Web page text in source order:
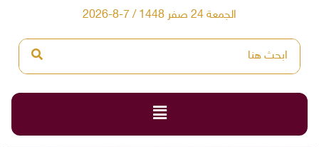
الجمعة 24 صفر 1448 / 7-8-2026